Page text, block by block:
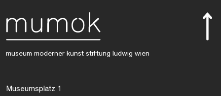
museum moderner kunst stiftung ludwig wien
Museumsplatz 1